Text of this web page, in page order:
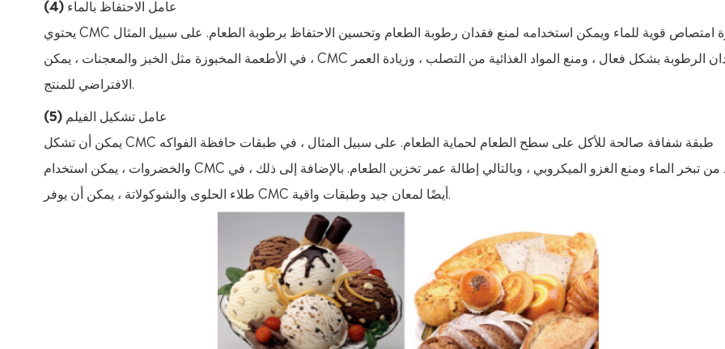
(4) عامل الاحتفاظ بالماء
يحتوي CMC على قدرة امتصاص قوية للماء ويمكن استخدامه لمنع فقدان رطوبة الطعام وتحسين الاحتفاظ برطوبة الطعام. على سبيل المثال
، في الأطعمة المخبوزة مثل الخبز والمعجنات ، يمكن CMC تأخير فقدان الرطوبة بشكل فعال ، ومنع المواد الغذائية من التصلب ، وزيادة العمر
الافتراضي للمنتج.
(5) عامل تشكيل الفيلم
يمكن أن تشكل CMC طبقة شفافة صالحة للأكل على سطح الطعام لحماية الطعام. على سبيل المثال ، في طبقات حافظة الفواكه
والخضروات ، يمكن استخدام CMC للحد من تبخر الماء ومنع الغزو الميكروبي ، وبالتالي إطالة عمر تخزين الطعام. بالإضافة إلى ذلك ، في
طلاء الحلوى والشوكولاتة ، يمكن أن يوفر CMC أيضًا لمعان جيد وطبقات واقية.